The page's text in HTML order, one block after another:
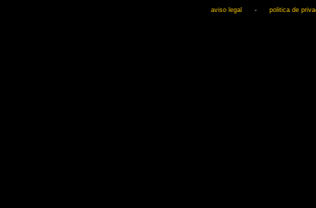
aviso legal -politica de